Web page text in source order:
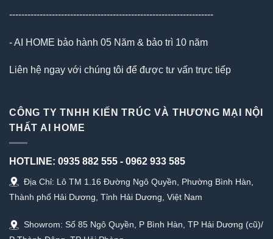
-------------------------------------------------------------------
- AI HOME bảo hành 05 Năm & bảo trì 10 năm
Liên hệ ngay với chúng tôi để được tư vấn trực tiếp
CÔNG TY TNHH KIẾN TRÚC VÀ THƯƠNG MẠI NỘI
THẤT AI HOME
HOTLINE: 0935 882 555 - 0962 933 585
Địa Chỉ: Lô TM 1.16 Đường Ngô Quyền, Phường Bình Hàn,
Thành phố Hải Dương, Tỉnh Hải Dương, Việt Nam
Showrom: Số 85 Ngô Quyền, P Bình Hàn, TP Hải Dương (cũ)/